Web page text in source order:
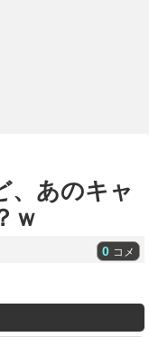
、あのキャ
ｗ
0 コメ